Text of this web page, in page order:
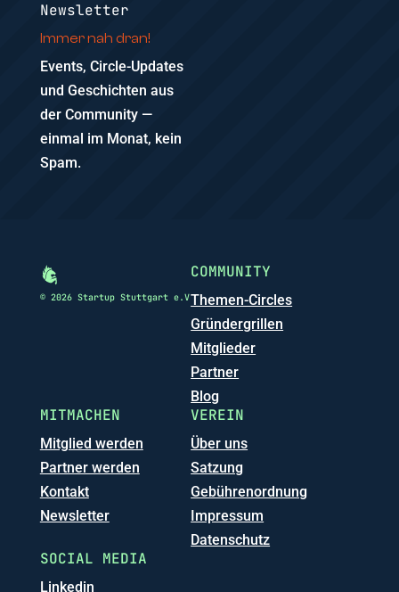
Newsletter
Immer nah dran!
Events, Circle-Updates
und Geschichten aus
der Community —
einmal im Monat, kein
Spam.
© 2026 Startup Stuttgart e.V
COMMUNITY
Themen-Circles
Gründergrillen
Mitglieder
Partner
Blog
MITMACHEN
Mitglied werden
Partner werden
Kontakt
Newsletter
VEREIN
Über uns
Satzung
Gebührenordnung
Impressum
Datenschutz
SOCIAL MEDIA
Linkedin